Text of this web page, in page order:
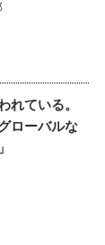
れている。
ローバルな